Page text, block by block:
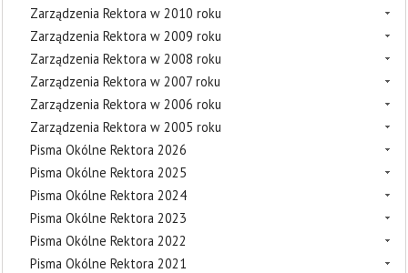
Zarządzenia Rektora w 2010 roku
Zarządzenia Rektora w 2009 roku
Zarządzenia Rektora w 2008 roku
Zarządzenia Rektora w 2007 roku
Zarządzenia Rektora w 2006 roku
Zarządzenia Rektora w 2005 roku
Pisma Okólne Rektora 2026
Pisma Okólne Rektora 2025
Pisma Okólne Rektora 2024
Pisma Okólne Rektora 2023
Pisma Okólne Rektora 2022
Pisma Okólne Rektora 2021